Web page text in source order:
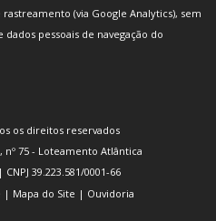
(via Google Analytics), sem
pessoais de navegação do
os direitos reservados
nº 75 - Loteamento Atlântica
39.223.581/0001-66
| Mapa do Site | Ouvidoria